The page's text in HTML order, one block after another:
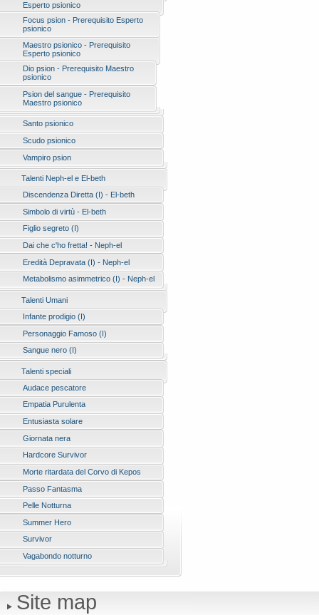
Esperto psionico
Focus psion - Prerequisito Esperto
psionico
Maestro psionico - Prerequisito
Esperto psionico
Dio psion - Prerequisito Maestro
psionico
Psion del sangue - Prerequisito
Maestro psionico
Santo psionico
Scudo psionico
Vampiro psion
Talenti Neph-el e El-beth
Discendenza Diretta (I) - El-beth
Simbolo di virtù - El-beth
Figlio segreto (I)
Dai che c'ho fretta! - Neph-el
Eredità Depravata (I) - Neph-el
Metabolismo asimmetrico (I) - Neph-el
Talenti Umani
Infante prodigio (I)
Personaggio Famoso (I)
Sangue nero (I)
Talenti speciali
Audace pescatore
Empatia Purulenta
Entusiasta solare
Giornata nera
Hardcore Survivor
Morte ritardata del Corvo di Kepos
Passo Fantasma
Pelle Notturna
Summer Hero
Survivor
Vagabondo notturno
Site map